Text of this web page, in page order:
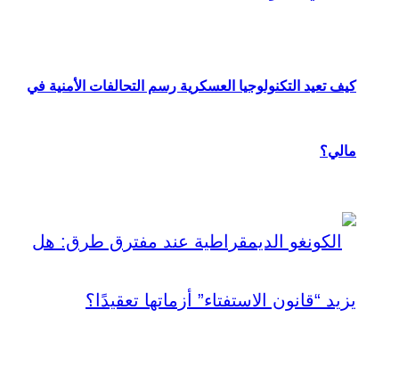
كيف تعيد التكنولوجيا العسكرية رسم التحالفات الأمنية في
مالي؟